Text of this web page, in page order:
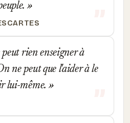
rien enseigner à
ne peut que l'aider à le
lui-même.